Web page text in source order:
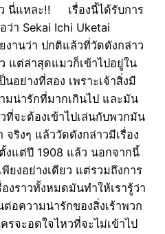
นี่แหละ!! เรื่องนี้ได้รับการ
ว่า Sekai Ichi Uketai
งานว่า ปกติแล้วที่วัดดังกล่าว
แต่ล่าสุดแมวก็เข้าไปอยู่ใน
อย่างที่สอง เพราะเจ้าสิ่งมี
น่ารักที่มากเกินไป และมัน
ที่จะต้องเข้าไปเล่นกับพวกมัน
ริงๆ แล้ววัดดังกล่าวมีเรื่อง
แต่ปี 1908 แล้ว นอกจากนี้
ยงอย่างเดียว แต่รวมถึงการ
ราวทั้งหมดมันทำให้เรารู้ว่า
อความน่ารักของสิ่งเร้าพวก
รจะอดใจไหวที่จะไม่เข้าไป